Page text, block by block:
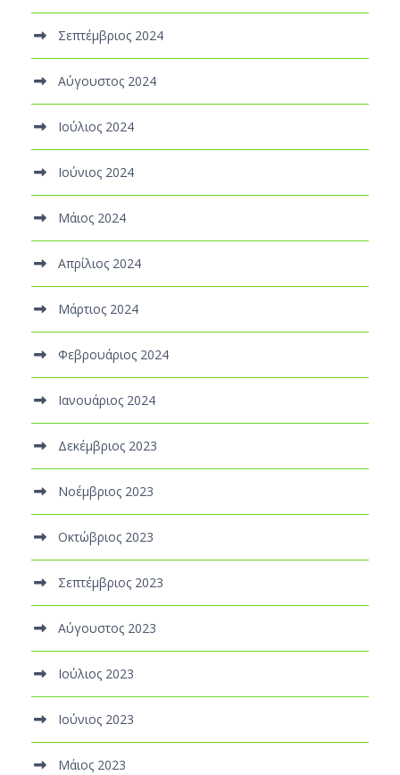
Σεπτέμβριος 2024
Αύγουστος 2024
Ιούλιος 2024
Ιούνιος 2024
Μάιος 2024
Απρίλιος 2024
Μάρτιος 2024
Φεβρουάριος 2024
Ιανουάριος 2024
Δεκέμβριος 2023
Νοέμβριος 2023
Οκτώβριος 2023
Σεπτέμβριος 2023
Αύγουστος 2023
Ιούλιος 2023
Ιούνιος 2023
Μάιος 2023